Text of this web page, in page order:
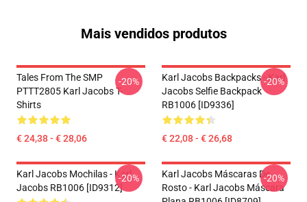
Mais vendidos produtos
Tales From The SMP
PTTT2805 Karl Jacobs T-
Shirts
€ 24,38 - € 28,06
-20%
Karl Jacobs Backpacks - Karl
Jacobs Selfie Backpack
RB1006 [ID9336]
€ 22,08 - € 26,68
-20%
Karl Jacobs Mochilas - Karl
Jacobs RB1006 [ID9312]
-20%
Karl Jacobs Máscaras De
Rosto - Karl Jacobs Máscara
-20%